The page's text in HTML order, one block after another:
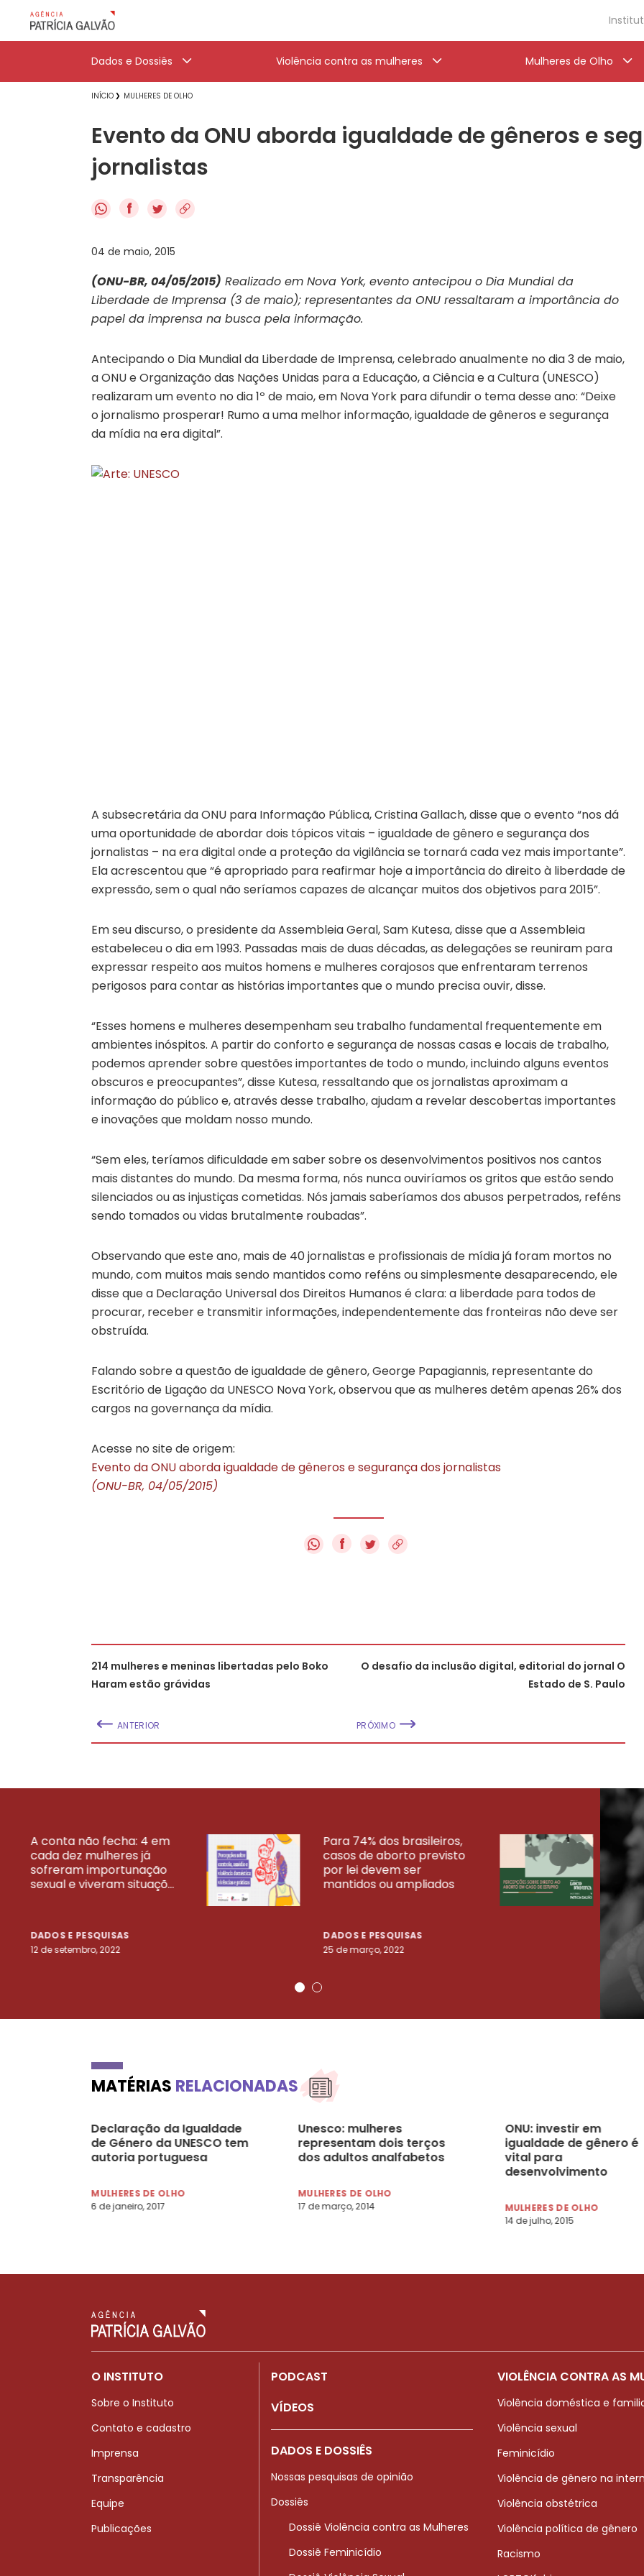
Dados e Dossiês Violência contra as mulheres Mulheres de Olho
INÍCIO MULHERES DE OLHO
Evento da ONU aborda igualdade de gêneros e
jornalistas
f
04 de maio, 2015
(ONU-BR, 04/05/2015) Realizado em Nova York, evento antecipou o Dia Mundial da
Liberdade de Imprensa (3 de maio); representantes da ONU ressaltaram a importância do
papel da imprensa na busca pela informação.
Antecipando o Dia Mundial da Liberdade de Imprensa, celebrado anualmente no dia 3 de maio,
a ONU e Organização das Nações Unidas para a Educação, a Ciência e a Cultura (UNESCO)
realizaram um evento no dia 1º de maio, em Nova York para difundir o tema desse ano: “Deixe
o jornalismo prosperar! Rumo a uma melhor informação, igualdade de gêneros e segurança
da mídia na era digital”.
A subsecretária da ONU para Informação Pública, Cristina Gallach, disse que o evento “nos dá
uma oportunidade de abordar dois tópicos vitais – igualdade de gênero e segurança dos
jornalistas – na era digital onde a proteção da vigilância se tornará cada vez mais importante”.
Ela acrescentou que “é apropriado para reafirmar hoje a importância do direito à liberdade de
expressão, sem o qual não seríamos capazes de alcançar muitos dos objetivos para 2015”.
Em seu discurso, o presidente da Assembleia Geral, Sam Kutesa, disse que a Assembleia
estabeleceu o dia em 1993. Passadas mais de duas décadas, as delegações se reuniram para
expressar respeito aos muitos homens e mulheres corajosos que enfrentaram terrenos
perigosos para contar as histórias importantes que o mundo precisa ouvir, disse.
“Esses homens e mulheres desempenham seu trabalho fundamental frequentemente em
ambientes inóspitos. A partir do conforto e segurança de nossas casas e locais de trabalho,
podemos aprender sobre questões importantes de todo o mundo, incluindo alguns eventos
obscuros e preocupantes”, disse Kutesa, ressaltando que os jornalistas aproximam a
informação do público e, através desse trabalho, ajudam a revelar descobertas importantes
e inovações que moldam nosso mundo.
“Sem eles, teríamos dificuldade em saber sobre os desenvolvimentos positivos nos cantos
mais distantes do mundo. Da mesma forma, nós nunca ouviríamos os gritos que estão sendo
silenciados ou as injustiças cometidas. Nós jamais saberíamos dos abusos perpetrados, reféns
sendo tomados ou vidas brutalmente roubadas”.
Observando que este ano, mais de 40 jornalistas e profissionais de mídia já foram mortos no
mundo, com muitos mais sendo mantidos como reféns ou simplesmente desaparecendo, ele
disse que a Declaração Universal dos Direitos Humanos é clara: a liberdade para todos de
procurar, receber e transmitir informações, independentemente das fronteiras não deve ser
obstruída.
Falando sobre a questão de igualdade de gênero, George Papagiannis, representante do
Escritório de Ligação da UNESCO Nova York, observou que as mulheres detêm apenas 26% dos
cargos na governança da mídia.
Acesse no site de origem:
Evento da ONU aborda igualdade de gêneros e segurança dos jornalistas
(ONU-BR, 04/05/2015)
f
214 mulheres e meninas libertadas pelo Boko
Haram estão grávidas
ANTERIOR
O desafio da inclusão digital, editorial do jornal O
Estado de S. Paulo
PRÓXIMO
A conta não fecha: 4 em
cada dez mulheres já
sofreram importunação
sexual e viveram situaçõ...
DADOS E PESQUISAS
12 de setembro, 2022
Para 74% dos brasileiros,
casos de aborto previsto
por lei devem ser
mantidos ou ampliados
DADOS E PESQUISAS
25 de março, 2022
23
VEJA MAIS PESQUISAS
MATÉRIAS RELACIONADAS
Declaração da Igualdade
de Género da UNESCO tem
autoria portuguesa
MULHERES DE OLHO
6 de janeiro, 2017
Unesco: mulheres
representam dois terços
dos adultos analfabetos
MULHERES DE OLHO
17 de março, 2014
ONU: investir em
igualdade de gênero é
vital para
desenvolvimento
MULHERES DE OLHO
14 de julho, 2015
O INSTITUTO
Sobre o Instituto
Contato e cadastro
Imprensa
Transparência
Equipe
Publicações
PODCAST
VÍDEOS
DADOS E DOSSIÊS
Nossas pesquisas de opinião
Dossiês
Dossiê Violência contra as Mulheres
Dossiê Feminicídio
VIOLÊNCIA CONTRA AS
Violência doméstica e
Violência sexual
Feminicídio
Violência de gênero na
Violência obstétrica
Violência política de gênero
Racismo